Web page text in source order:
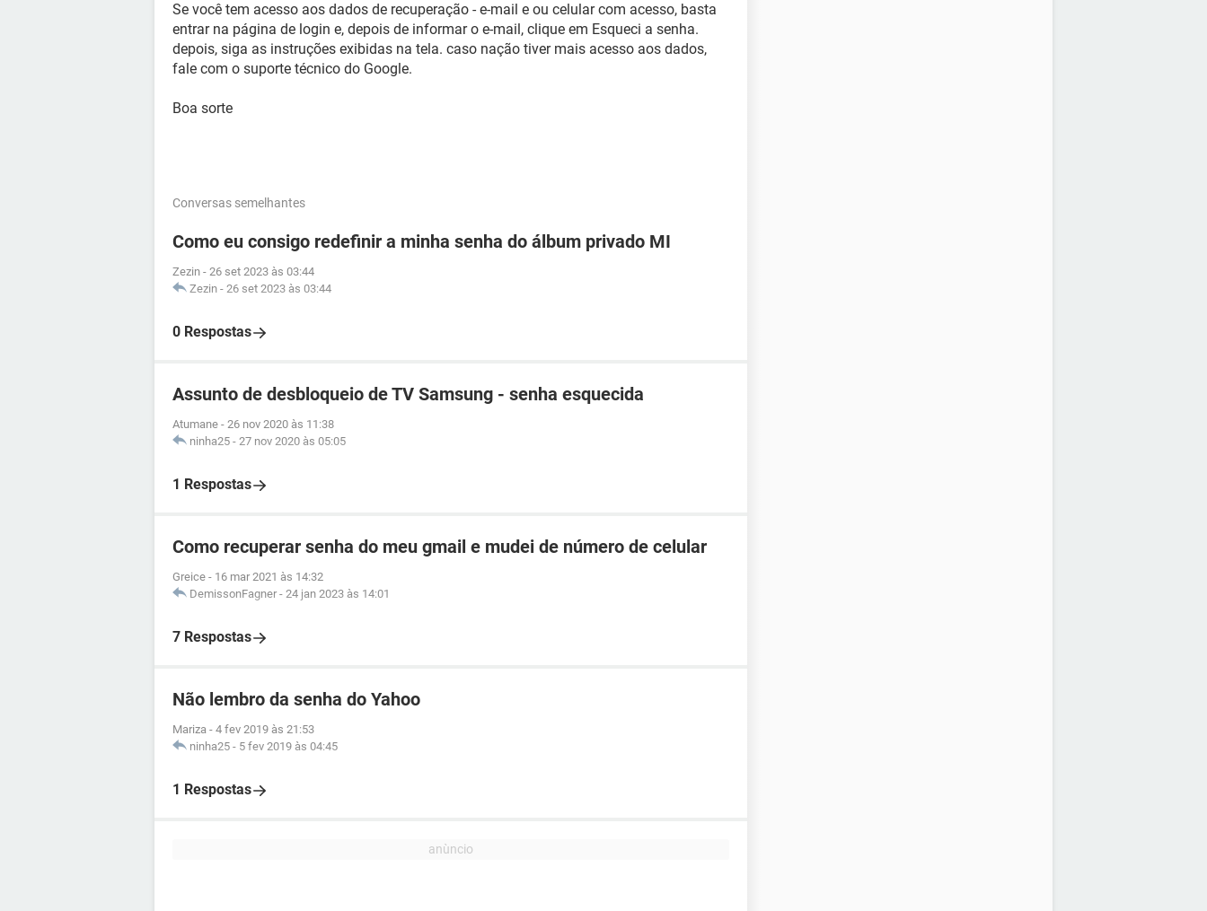
Se você tem acesso aos dados de recuperação - e-mail e ou celular com acesso, basta
entrar na página de login e, depois de informar o e-mail, clique em Esqueci a senha.
depois, siga as instruções exibidas na tela. caso nação tiver mais acesso aos dados,
fale com o suporte técnico do Google.
Boa sorte
Conversas semelhantes
Como eu consigo redefinir a minha senha do álbum privado MI
Zezin - 26 set 2023 às 03:44
Zezin - 26 set 2023 às 03:44
0 Respostas
Assunto de desbloqueio de TV Samsung - senha esquecida
Atumane - 26 nov 2020 às 11:38
ninha25 - 27 nov 2020 às 05:05
1 Respostas
Como recuperar senha do meu gmail e mudei de número de celular
Greice - 16 mar 2021 às 14:32
DemissonFagner - 24 jan 2023 às 14:01
7 Respostas
Não lembro da senha do Yahoo
Mariza - 4 fev 2019 às 21:53
ninha25 - 5 fev 2019 às 04:45
1 Respostas